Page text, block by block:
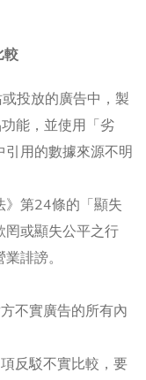
較
投放的廣告中，製
能，並使用「劣
用的數據來源不明
》第24條的「顯失
罔或顯失公平之行
誹謗。
不實廣告的所有內
反駁不實比較，要